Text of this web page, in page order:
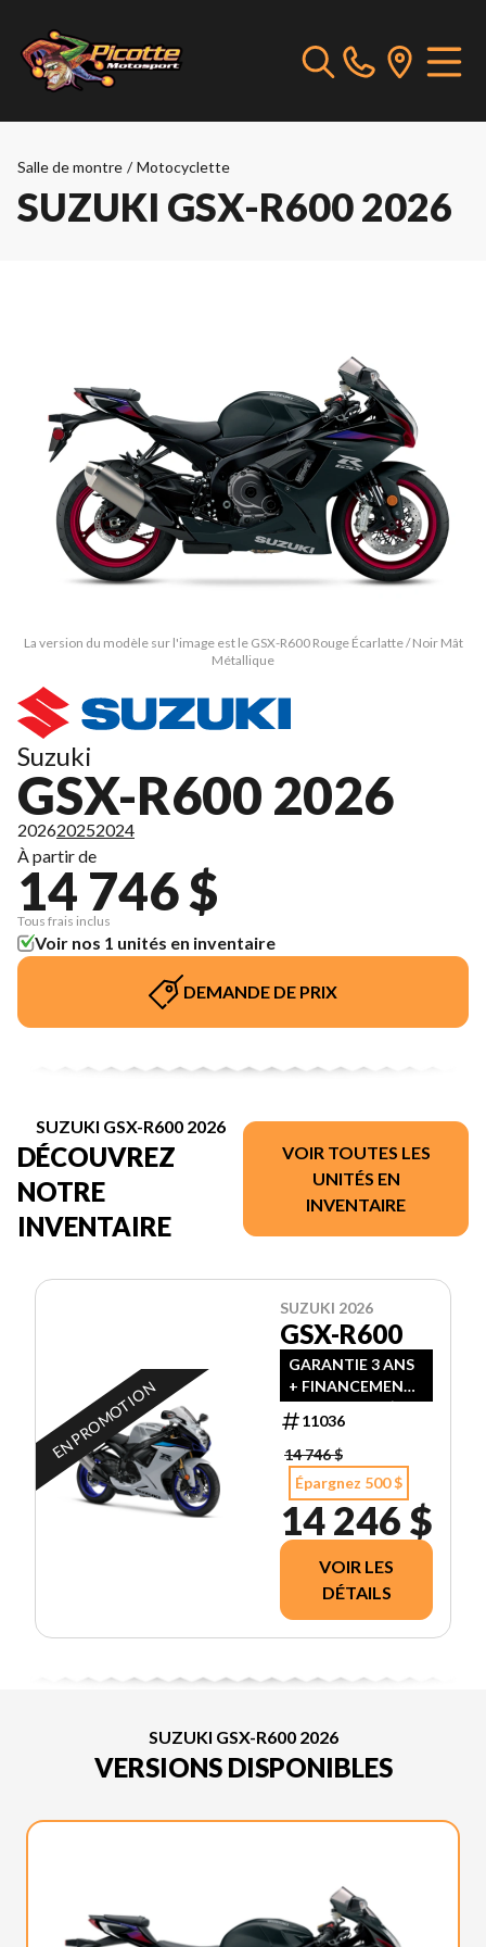
Salle de montre / Motocyclette
SUZUKI GSX-R600 2026
La version du modèle sur l'image est le GSX-R600 Rouge Écarlatte / Noir Mât
Métallique
Suzuki
GSX-R600 2026
202620252024
À partir de
14 746 $
Tous frais inclus
Voir nos 1 unités en inventaire
DEMANDE DE PRIX
SUZUKI GSX-R600 2026
DÉCOUVREZ
NOTRE
INVENTAIRE
VOIR TOUTES LES
UNITÉS EN
INVENTAIRE
EN PROMOTION
SUZUKI 2026
GSX-R600
GARANTIE 3 ANS
+ FINANCEMENT
2.99% OU 500$
RABAIS
11036
14 746 $
Épargnez 500 $
14 246 $
VOIR LES
DÉTAILS
SUZUKI GSX-R600 2026
VERSIONS DISPONIBLES